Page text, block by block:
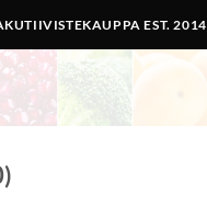
EST. 2014